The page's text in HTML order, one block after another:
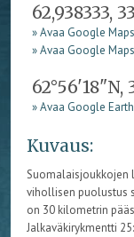
62,938333,
» Avaa Google
» Avaa Google
62°56'18"N,
» Avaa Google
Kuvaus:
Suomalaisjoukkojen
vihollisen puolustus
on 30 kilometrin
Jalkaväkirykmentti